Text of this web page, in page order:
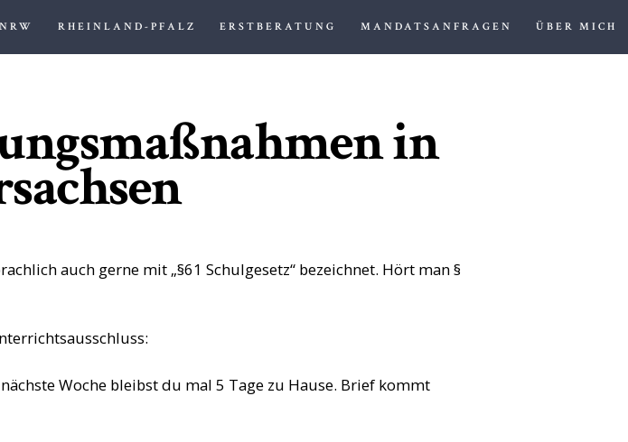
NRW RHEINLAND-PFALZ ERSTBERATUNG MANDATSANFRAGEN ÜBER MICH
SCHULRECHT
in
auch gerne mit „§61 Schulgesetz“ bezeichnet. Hört man §
Woche bleibst du mal 5 Tage zu Hause. Brief kommt